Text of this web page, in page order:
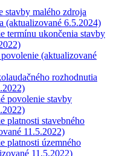
stavby malého zdroja
(aktualizované 6.5.2024)
termínu ukončenia stavby
(aktualizované
rozhodnutia
povolenie stavby
platnosti stavebného
11.5.2022)
platnosti územného
11.5.2022)